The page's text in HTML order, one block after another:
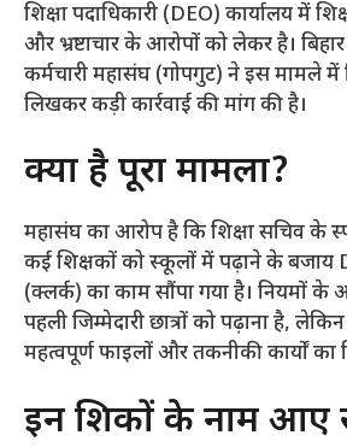
शिक्षा पदाधिकारी (DEO) कार्यालय में
और भ्रष्टाचार के आरोपों को लेकर है।
कर्मचारी महासंघ (गोपगुट) ने इस मामले में
लिखकर कड़ी कार्रवाई की मांग की है।
​क्या है पूरा मामला?
​महासंघ का आरोप है कि शिक्षा सचिव के
कई शिक्षकों को स्कूलों में पढ़ाने के बजाय
(क्लर्क) का काम सौंपा गया है। नियमों के
पहली जिम्मेदारी छात्रों को पढ़ाना है,
महत्वपूर्ण फाइलों और तकनीकी कार्यों का
​इन शिक्षकों के नाम आए